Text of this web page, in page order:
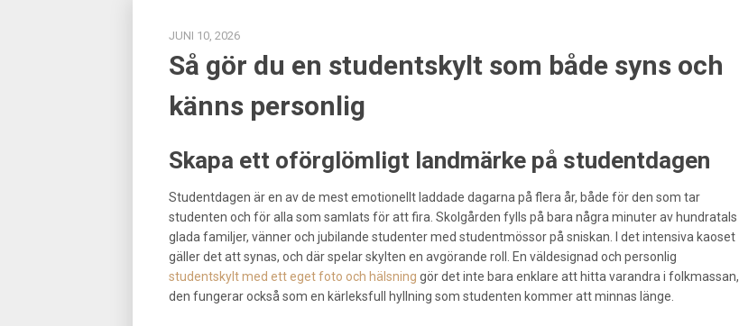
JUNI 10, 2026
Så gör du en studentskylt som både syns och
känns personlig
Skapa ett oförglömligt landmärke på studentdagen
Studentdagen är en av de mest emotionellt laddade dagarna på flera år, både för den som tar
studenten och för alla som samlats för att fira. Skolgården fylls på bara några minuter av hundratals
glada familjer, vänner och jubilande studenter med studentmössor på sniskan. I det intensiva kaoset
gäller det att synas, och där spelar skylten en avgörande roll. En väldesignad och personlig
studentskylt med ett eget foto och hälsning gör det inte bara enklare att hitta varandra i folkmassan,
den fungerar också som en kärleksfull hyllning som studenten kommer att minnas länge.